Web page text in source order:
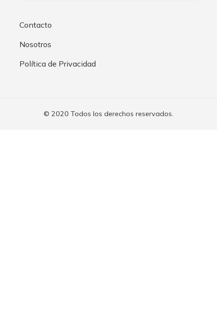
Contacto
Nosotros
Política de Privacidad
© 2020 Todos los derechos reservados.